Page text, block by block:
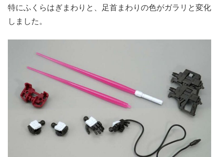
特にふくらはぎまわりと、足首まわりの色がガラリと変化
しました。